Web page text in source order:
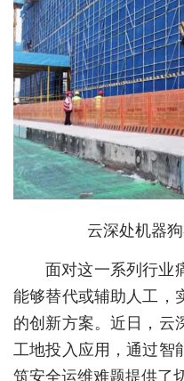
城建
科教
健康
悠游
相亲
汽车
消费
创意
文化
云深处机器
面对这一系列行业
能够替代或辅助人工，
的创新方案。近日，云
工地投入应用，通过智
筑安全运维难题提供了